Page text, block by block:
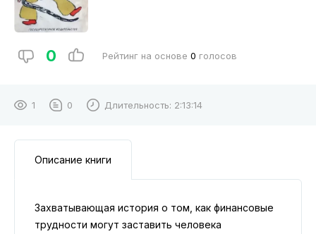
0 Рейтинг на основе 0 голосов
1 0 Длительность: 2:13:14
Описание книги
Захватывающая история о том, как финансовые
трудности могут заставить человека